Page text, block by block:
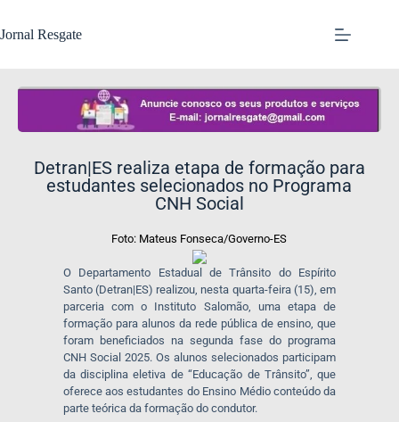
Jornal Resgate
Detran|ES realiza etapa de formação para
estudantes selecionados no Programa
CNH Social
Foto: Mateus Fonseca/Governo-ES
O Departamento Estadual de Trânsito do Espírito
Santo (Detran|ES) realizou, nesta quarta-feira (15), em
parceria com o Instituto Salomão, uma etapa de
formação para alunos da rede pública de ensino, que
foram beneficiados na segunda fase do programa
CNH Social 2025. Os alunos selecionados participam
da disciplina eletiva de “Educação de Trânsito”, que
oferece aos estudantes do Ensino Médio conteúdo da
parte teórica da formação do condutor.